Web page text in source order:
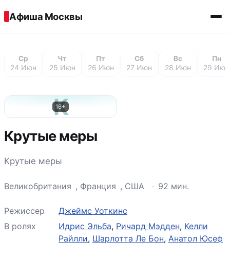
Афиша Москвы
Ср
24 Июн
Чт
25 Июн
Пт
26 Июн
Сб
27 Июн
Вс
28 Июн
Пн
29 Июн
К
16+
Крутые меры
Крутые меры
Великобритания , Франция , США · 92 мин.
Режиссер
Джеймс Уоткинс
В ролях
Идрис Эльба, Ричард Мэдден, Келли
Райлли, Шарлотта Ле Бон, Анатол Юсеф